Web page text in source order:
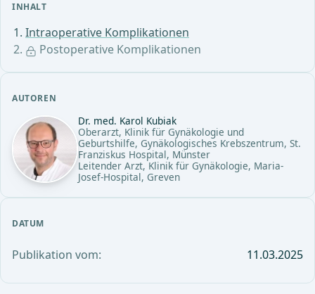
INHALT
Intraoperative Komplikationen
Postoperative Komplikationen
AUTOREN
Dr. med. Karol Kubiak
Oberarzt, Klinik für Gynäkologie und
Geburtshilfe, Gynäkologisches Krebszentrum, St.
Franziskus Hospital, Münster
Leitender Arzt, Klinik für Gynäkologie, Maria-
Josef-Hospital, Greven
DATUM
Publikation vom: 11.03.2025